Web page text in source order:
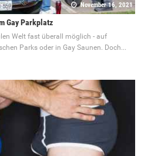
November 16, 2021
Gay Parkplatz
Welt fast überall möglich - auf
Parks oder in Gay Saunen. Doch...